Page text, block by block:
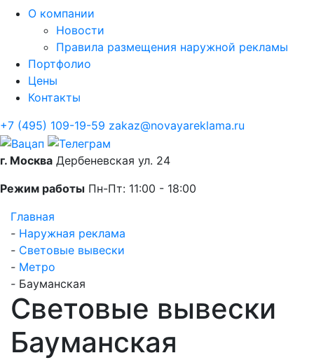
О компании
Новости
Правила размещения наружной рекламы
Портфолио
Цены
Контакты
+7 (495) 109-19-59 zakaz@novayareklama.ru
г. Москва Дербеневская ул. 24
Режим работы Пн-Пт: 11:00 - 18:00
Главная
- Наружная реклама
- Световые вывески
- Метро
- Бауманская
Световые вывески
Бауманская